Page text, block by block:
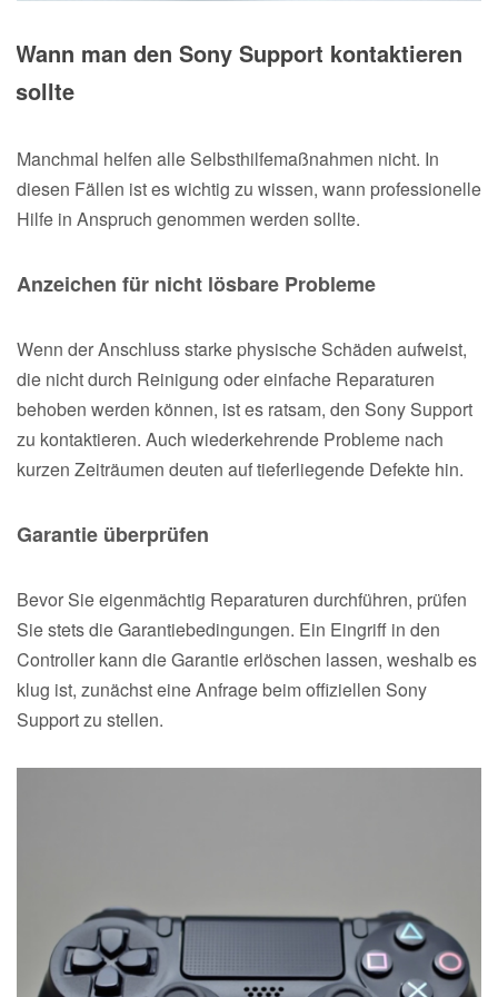
Wann man den Sony Support kontaktieren
sollte
Manchmal helfen alle Selbsthilfemaßnahmen nicht. In
diesen Fällen ist es wichtig zu wissen, wann professionelle
Hilfe in Anspruch genommen werden sollte.
Anzeichen für nicht lösbare Probleme
Wenn der Anschluss starke physische Schäden aufweist,
die nicht durch Reinigung oder einfache Reparaturen
behoben werden können, ist es ratsam, den Sony Support
zu kontaktieren. Auch wiederkehrende Probleme nach
kurzen Zeiträumen deuten auf tieferliegende Defekte hin.
Garantie überprüfen
Bevor Sie eigenmächtig Reparaturen durchführen, prüfen
Sie stets die Garantiebedingungen. Ein Eingriff in den
Controller kann die Garantie erlöschen lassen, weshalb es
klug ist, zunächst eine Anfrage beim offiziellen Sony
Support zu stellen.